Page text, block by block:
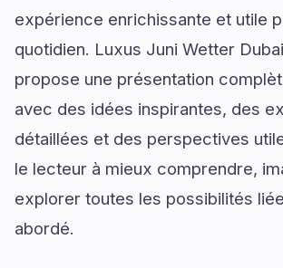
expérience enrichissante et utile
quotidien. Luxus Juni Wetter
propose une présentation
avec des idées inspirantes, des
détaillées et des perspectives
le lecteur à mieux comprendre,
explorer toutes les possibilités
abordé.